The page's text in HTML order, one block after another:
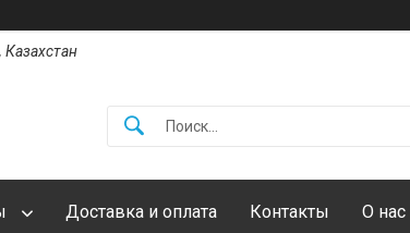
Доставка и оплата Контакты О нас